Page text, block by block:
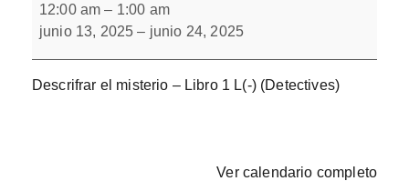
misterio.
Libro
12:00 am – 1:00 am
junio 13, 2025 – junio 24, 2025
Descrifrar el misterio – Libro 1 L(-) (Detectives)
Ver calendario completo